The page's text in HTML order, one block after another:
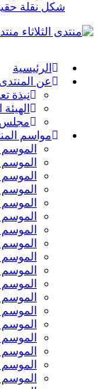
شكل نقلة
الرئيسية
عن المنتدى
نبذة
مجلس
مواسم
الموسم
الموسم
الموسم
الموسم
الموسم
الموسم